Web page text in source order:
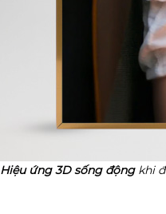
Hiệu ứng 3D sống độngkhi